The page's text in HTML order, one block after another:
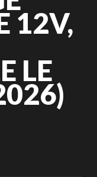
12V,
LE